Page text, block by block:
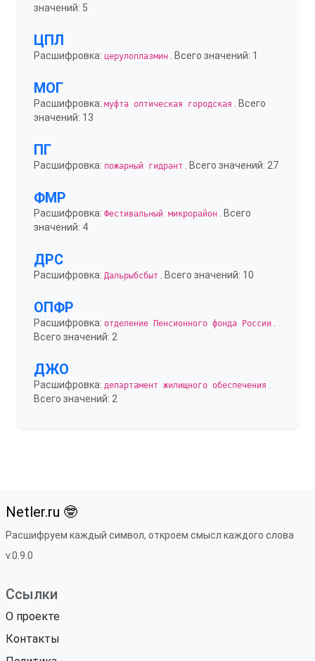
значений: 5
ЦПЛ
Расшифровка: церулоплазмин . Всего значений: 1
МОГ
Расшифровка: муфта оптическая городская
. Всего
значений: 13
ПГ
Расшифровка: пожарный гидрант . Всего значений: 27
ФМР
Расшифровка: Фестивальный микрорайон . Всего
значений: 4
ДРС
Расшифровка: Дальрыбсбыт . Всего значений: 10
ОПФР
Расшифровка: отделение Пенсионного фонда России
Всего значений: 2
ДЖО
Расшифровка: департамент жилищного обеспечения
Всего значений: 2
Netler.ru 🤓
Расшифруем каждый символ, откроем смысл каждого слова
v.0.9.0
Ссылки
О проекте
Контакты